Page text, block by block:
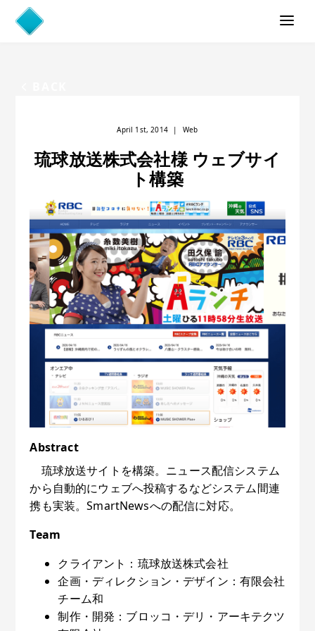
April 1st, 2014 | Web
琉球放送株式会社様 ウェブサイ
ト構築
Abstract
琉球放送サイトを構築。ニュース配信システム
から自動的にウェブへ投稿するなどシステム間連
携も実装。SmartNewsへの配信に対応。
Team
クライアント：琉球放送株式会社
企画・ディレクション・デザイン：有限会社
チーム和
制作・開発：ブロッコ・デリ・アーキテクツ